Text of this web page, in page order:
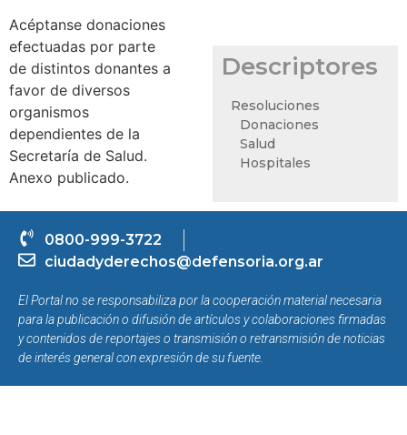
Acéptanse donaciones
efectuadas por parte
de distintos donantes a
favor de diversos
organismos
dependientes de la
Secretaría de Salud.
Anexo publicado.
Descriptores
Resoluciones
Donaciones
Salud
Hospitales
0800-999-3722
ciudadyderechos@defensoria.org.ar
El Portal no se responsabiliza por la cooperación material necesaria
para la publicación o difusión de artículos y colaboraciones firmadas
y contenidos de reportajes o transmisión o retransmisión de noticias
de interés general con expresión de su fuente.